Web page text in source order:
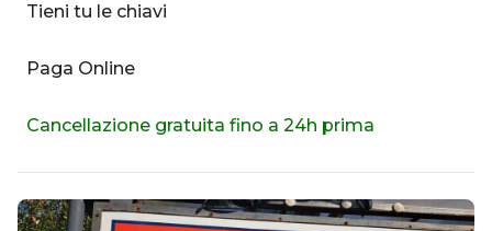
Tieni tu le chiavi
Paga Online
Cancellazione gratuita fino a 24h prima